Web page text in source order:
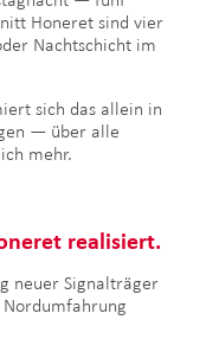
Honeret sind vier
Nachtschicht im
sich das allein in
— über alle
mehr.
realisiert.
neuer Signalträger